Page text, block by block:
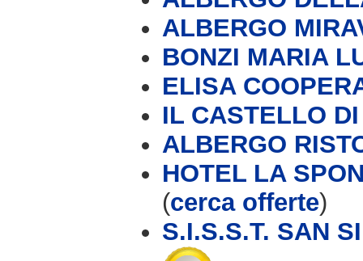
ALBERGO
BONZI MARIA
ELISA
IL CASTELLO
ALBERGO
HOTEL LA
(cerca offerte)
S.I.S.S.T. SAN